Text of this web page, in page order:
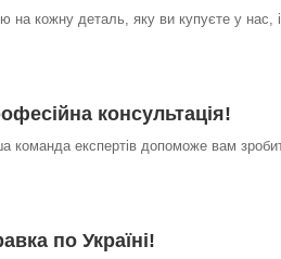
на кожну деталь, яку ви купуєте у нас,
консультація!
команда експертів допоможе вам
по Україні!